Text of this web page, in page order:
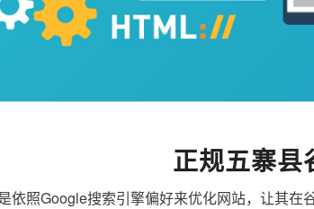
正规五寨县
依照Google搜索引擎偏好来优化网站，让其